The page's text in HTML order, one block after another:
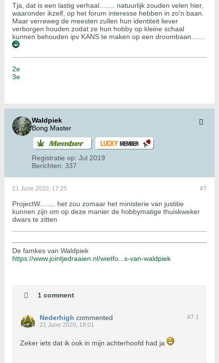
Tja, dat is een lastig verhaal........ natuurlijk zouden velen hier,
waaronder ikzelf, op het forum interesse hebben in zo'n baan.
Maar verreweg de meesten zullen hun identiteit liever
verborgen houden zodat ze hun hobby op kleine schaal
kunnen behouden ipv KANS te maken op een droombaan.......
2e
3e
Waldpiek
Bong Master
Registratie op: Jul 2019
Berichten: 337
#7
21 June 2020, 17:25
ProjectW........ het zou zomaar het ministerie van justitie
kunnen zijn om op deze manier de hobbymatige thuiskweker
dwars te zitten
De famkes van Waldpiek
https://www.jointjedraaien.nl/wietfo...s-van-waldpiek
1 comment
#7.1
Nederhigh commented
21 June 2020, 18:01
Zeker iets dat ik ook in mijn achterhoofd had ja